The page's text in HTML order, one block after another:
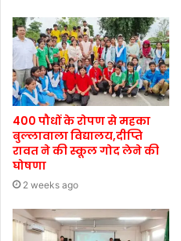
400 पौधों के रोपण से महका
बुल्लावाला विद्यालय,दीप्ति
रावत ने की स्कूल गोद लेने की
घोषणा
2 weeks ago